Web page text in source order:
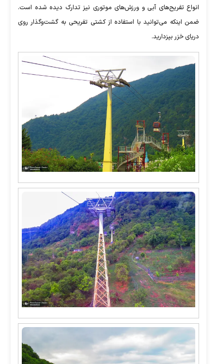
انواع تفریح‌های آبی و ورزش‌های موتوری نیز تدارک دیده شده است.
ضمن اینکه می‌توانید با استفاده از کشتی تفریحی به گشت‌وگذار روی
دریای خزر بپزدارید.